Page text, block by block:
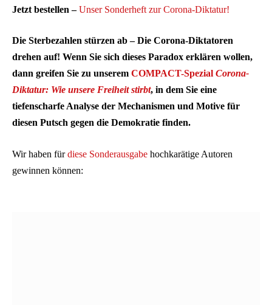
Jetzt bestellen – Unser Sonderheft zur Corona-Diktatur!
Die Sterbezahlen stürzen ab – Die Corona-Diktatoren
drehen auf! Wenn Sie sich dieses Paradox erklären wollen,
dann greifen Sie zu unserem COMPACT-Spezial Corona-
Diktatur: Wie unsere Freiheit stirbt, in dem Sie eine
tiefenscharfe Analyse der Mechanismen und Motive für
diesen Putsch gegen die Demokratie finden.
Wir haben fürdiese Sonderausgabe hochkarätige Autoren
gewinnen können: